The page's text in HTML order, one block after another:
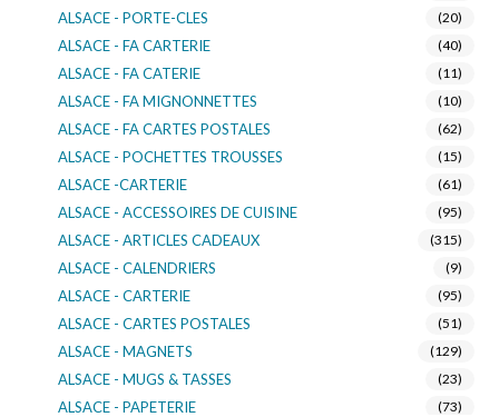
ALSACE - PORTE-CLES (20)
ALSACE - FA CARTERIE (40)
ALSACE - FA CATERIE (11)
ALSACE - FA MIGNONNETTES (10)
ALSACE - FA CARTES POSTALES (62)
ALSACE - POCHETTES TROUSSES (15)
ALSACE -CARTERIE (61)
ALSACE - ACCESSOIRES DE CUISINE (95)
ALSACE - ARTICLES CADEAUX (315)
ALSACE - CALENDRIERS (9)
ALSACE - CARTERIE (95)
ALSACE - CARTES POSTALES (51)
ALSACE - MAGNETS (129)
ALSACE - MUGS & TASSES (23)
ALSACE - PAPETERIE (73)